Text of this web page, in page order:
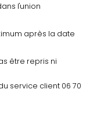
l'union
après la date
être repris ni
service client 06 70